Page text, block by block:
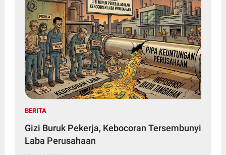
BERITA
Gizi Buruk Pekerja, Kebocoran Tersembunyi
Laba Perusahaan